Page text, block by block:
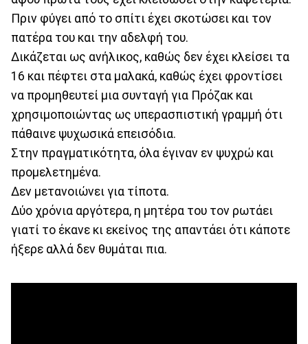
Πριν φύγει από το σπίτι έχει σκοτώσει και τον
πατέρα του και την αδελφή του.
Δικάζεται ως ανήλικος, καθώς δεν έχει κλείσει τα
16 και πέφτει στα μαλακά, καθώς έχει φροντίσει
να προμηθευτεί μια συνταγή για Πρόζακ και
χρησιμοποιώντας ως υπερασπιστική γραμμή ότι
πάθαινε ψυχωσικά επεισόδια.
Στην πραγματικότητα, όλα έγιναν εν ψυχρώ και
προμελετημένα.
Δεν μετανοιώνει για τίποτα.
Δύο χρόνια αργότερα, η μητέρα του τον ρωτάει
γιατί το έκανε κι εκείνος της απαντάει ότι κάποτε
ήξερε αλλά δεν θυμάται πια.